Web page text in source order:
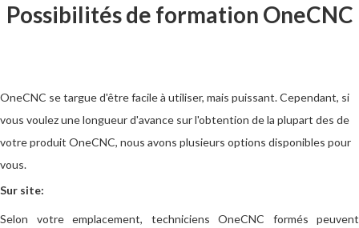
Possibilités de formation OneCNC
OneCNC se targue d'être facile à utiliser, mais puissant. Cependant, si
vous voulez une longueur d'avance sur l'obtention de la plupart des de
votre produit OneCNC, nous avons plusieurs options disponibles pour
vous.
Sur site:
Selon votre emplacement, techniciens OneCNC formés peuvent